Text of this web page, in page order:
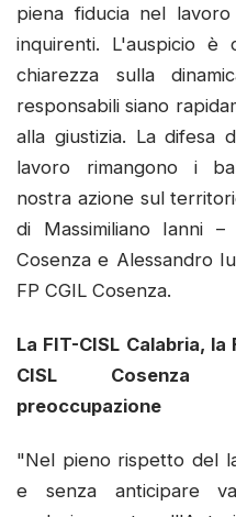
piena fiducia nel
inquirenti. L'auspicio è
chiarezza sulla
responsabili siano
alla giustizia. La difesa
lavoro rimangono i
nostra azione sul
di ​Massimiliano Ianni –
Cosenza e Alessandro
FP CGIL Cosenza.
La FIT-CISL Calabria, la
CISL Cosenza
preoccupazione
"Nel pieno rispetto del
e senza anticipare